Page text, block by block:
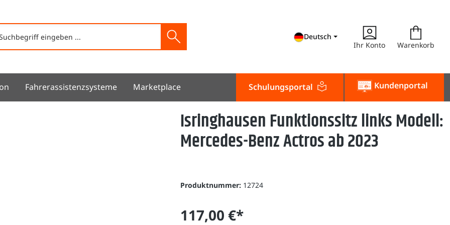
Deutsch
Ihr Konto
Warenkorb
Fahrerassistenzsysteme Marketplace Kundenportal
Schulungsportal
Isringhausen Funktionssitz links Modell:
Mercedes-Benz Actros ab 2023
Produktnummer: 12724
117,00 €*